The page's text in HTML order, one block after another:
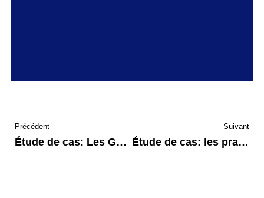
Précédent
Étude de cas: Les Google Livres et la vie privée
Suivant
Étude de cas: les pratiques de contrôles et fouilles à New-York